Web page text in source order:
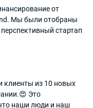
от
Мы были отобраны
стартап
клиенты из 10 новых
Это
наши люди и наш